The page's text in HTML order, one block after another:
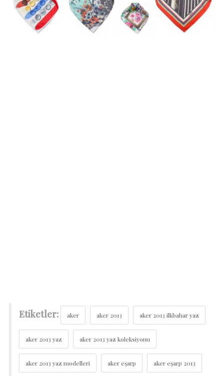
Etiketler: aker aker 2013 aker 2013 ilkbahar yaz
aker 2013 yaz aker 2013 yaz koleksiyonu
aker 2013 yaz modelleri aker eşarp aker eşarp 2013